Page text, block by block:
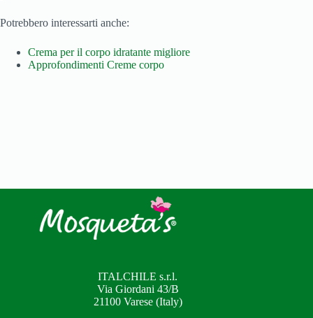
Potrebbero interessarti anche:
Crema per il corpo idratante migliore
Approfondimenti Creme corpo
ITALCHILE s.r.l.
Via Giordani 43/B
21100 Varese (Italy)